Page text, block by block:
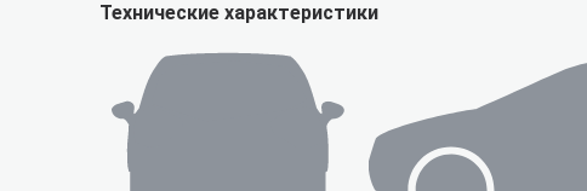
Технические характеристики